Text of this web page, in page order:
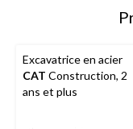
Excavatrice en acier
CAT Construction, 2
ans et plus